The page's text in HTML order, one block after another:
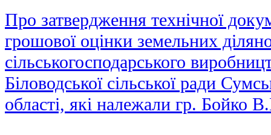
Про затвердження технічної
грошової оцінки земельних
сільськогосподарського
Біловодської сільської ради
області, які належали гр. Бойко